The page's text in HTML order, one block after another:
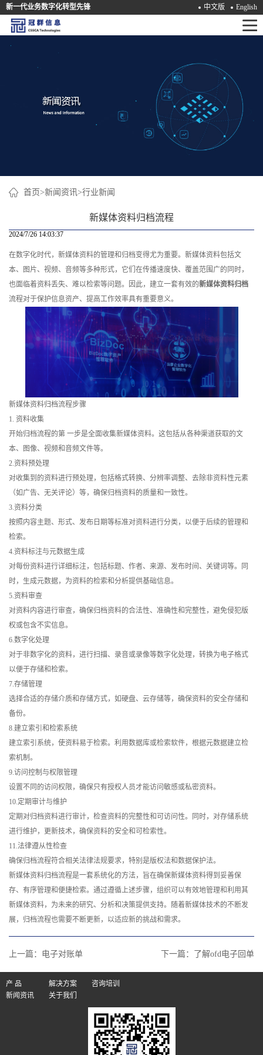
新一代业务数字化转型先锋 中文版 English
首
首页>新闻资讯>行业新闻
新媒体资料归档流程
2024/7/26 14:03:37
在数字化时代，新媒体资料的管理和归档变得尤为重要。新媒体资料包括文
本、图片、视频、音频等多种形式，它们在传播速度快、覆盖范围广的同时，
也面临着资料丢失、难以检索等问题。因此，建立一套有效的新媒体资料归档
流程对于保护信息资产、提高工作效率具有重要意义。
新媒体资料归档流程步骤
1. 资料收集
开始归档流程的第 一步是全面收集新媒体资料。这包括从各种渠道获取的文
本、图像、视频和音频文件等。
2.资料预处理
对收集到的资料进行预处理，包括格式转换、分辨率调整、去除非资料性元素
（如广告、无关评论）等，确保归档资料的质量和一致性。
3.资料分类
按照内容主题、形式、发布日期等标准对资料进行分类，以便于后续的管理和
检索。
4.资料标注与元数据生成
对每份资料进行详细标注，包括标题、作者、来源、发布时间、关键词等。同
时，生成元数据，为资料的检索和分析提供基础信息。
5.资料审查
对资料内容进行审查，确保归档资料的合法性、准确性和完整性，避免侵犯版
权或包含不实信息。
6.数字化处理
对于非数字化的资料，进行扫描、录音或录像等数字化处理，转换为电子格式
以便于存储和检索。
7.存储管理
选择合适的存储介质和存储方式，如硬盘、云存储等，确保资料的安全存储和
备份。
8.建立索引和检索系统
建立索引系统，使资料易于检索。利用数据库或检索软件，根据元数据建立检
索机制。
9.访问控制与权限管理
设置不同的访问权限，确保只有授权人员才能访问敏感或私密资料。
10.定期审计与维护
定期对归档资料进行审计，检查资料的完整性和可访问性。同时，对存储系统
进行维护，更新技术，确保资料的安全和可检索性。
11.法律遵从性检查
确保归档流程符合相关法律法规要求，特别是版权法和数据保护法。
新媒体资料归档流程是一套系统化的方法，旨在确保新媒体资料得到妥善保
存、有序管理和便捷检索。通过遵循上述步骤，组织可以有效地管理和利用其
新媒体资料，为未来的研究、分析和决策提供支持。随着新媒体技术的不断发
展，归档流程也需要不断更新，以适应新的挑战和需求。
上一篇： 电子对账单 下一篇： 了解ofd电子回单
产 品 解决方案
咨询培训
新闻资讯
关于我们